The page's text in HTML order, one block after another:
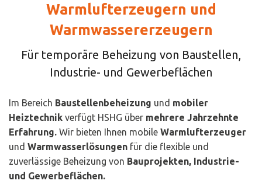
Warmlufterzeugern und
Warmwassererzeugern
Für temporäre Beheizung von Baustellen,
Industrie- und Gewerbeflächen
Im Bereich Baustellenbeheizung und mobiler
Heiztechnik verfügt HSHG über mehrere Jahrzehnte
Erfahrung. Wir bieten Ihnen mobile Warmlufterzeuger
und Warmwasserlösungen für die flexible und
zuverlässige Beheizung von Bauprojekten, Industrie-
und Gewerbeflächen.